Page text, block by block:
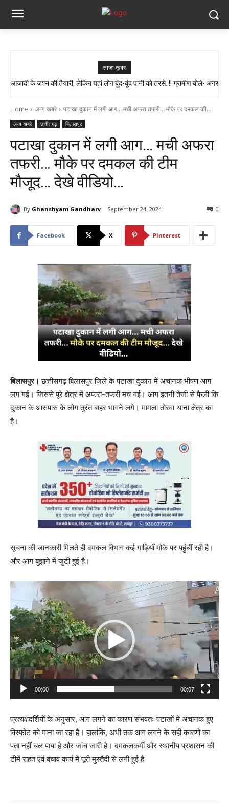
ताजा ख़बर
AAP सांसद को मिला कांग्रेस विधायक अटल श्रीवास्तव का साथ, बोले- केंद्र में नीति
आजादी के जश्न की तैयारी, लेकिन यहां लोग बूंद-बूंद पानी को तरसे..!! ग्रामीण बोले- अगर
Home अन्य खबरे पटाखा दुकान में लगी आग... मची अफरा तफरी... मौके पर दमकल की...
अन्य खबरे छत्तीसगढ़ बिलासपुर
पटाखा दुकान में लगी आग… मची अफरा
तफरी… मौके पर दमकल की टीम
मौजूद… देखे वीडियो…
By Ghanshyam Gandharv September 24, 2024 0
Facebook X Pinterest
बिलासपुर। छत्तीसगढ़ बिलासपुर जिले के पटाखा दुकान में अचानक भीषण आग
लग गई। जिससे पूरे क्षेत्र में अफरा-तफरी मच गई। आग इतनी तेजी से फैली कि
दुकान के आसपास के लोग तुरंत बाहर भागने लगे। मामला तोरवा थाना क्षेत्र का
है।
सूचना की जानकारी मिलते ही दमकल विभाग कई गाड़ियाँ मौके पर पहुंचीं रही है।
और आग बुझाने में जुटी हुई है।
V
i
d
e
o
P
l
a
r
00:00 00:07
प्रत्यक्षदर्शियों के अनुसार, आग लगने का कारण संभवतः पटाखों में अचानक हुए
विस्फोट को माना जा रहा है। हालांकि, अभी तक आग लगने के सही कारणों का
पता नहीं चल पाया है और जांच जारी है। दमकलकर्मी और स्थानीय प्रशासन की
टीमें राहत एवं बचाव कार्य में पूरी मुस्तैदी से लगी हुई हैं